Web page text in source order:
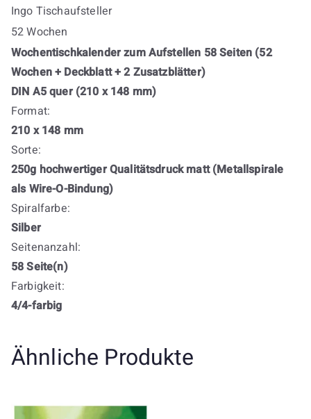
Ingo Tischaufsteller
52 Wochen
Wochentischkalender zum Aufstellen 58 Seiten (52
Wochen + Deckblatt + 2 Zusatzblätter)
DIN A5 quer (210 x 148 mm)
Format:
210 x 148 mm
Sorte:
250g hochwertiger Qualitätsdruck matt (Metallspirale
als Wire-O-Bindung)
Spiralfarbe:
Silber
Seitenanzahl:
58 Seite(n)
Farbigkeit:
4/4-farbig
Ähnliche Produkte